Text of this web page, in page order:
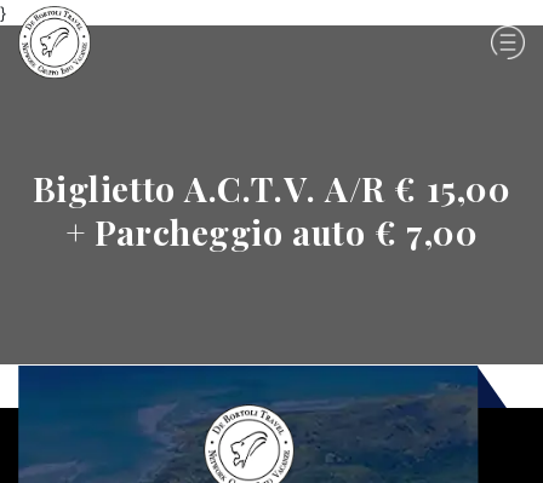
}
Biglietto A.C.T.V. A/R € 15,00
+ Parcheggio auto € 7,00